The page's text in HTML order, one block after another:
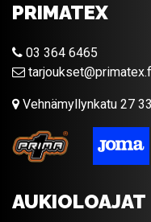
PRIMATEX
03 364 6465
Vehnämyllynkatu 27
AUKIOLOAJAT